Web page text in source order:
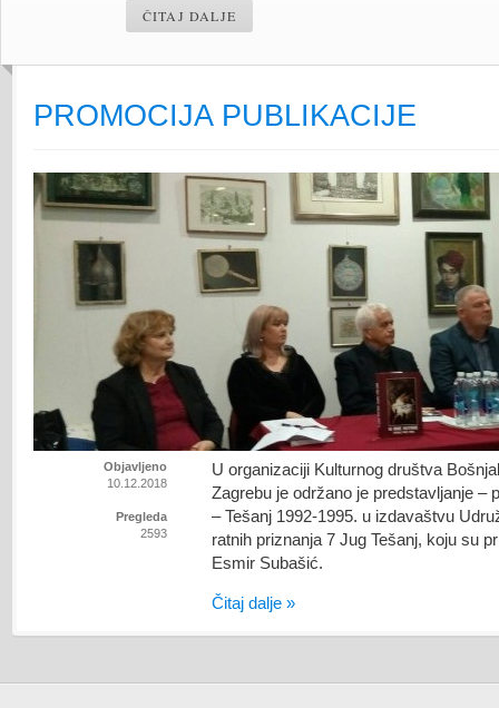
ČITAJ DALJE
PROMOCIJA PUBLIKACIJE
Objavljeno
10.12.2018
Pregleda
2593
U organizaciji Kulturnog društva
Zagrebu je održano je predstavljanje –
– Tešanj 1992-1995. u izdavaštvu
ratnih priznanja 7 Jug Tešanj, koju su
Esmir Subašić.
Čitaj dalje »